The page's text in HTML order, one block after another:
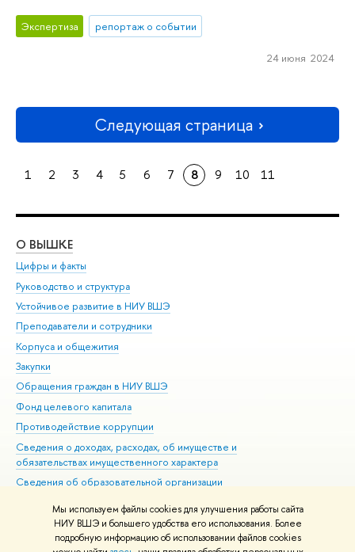
Мы используем файлы cookies для улучшения работы сайта
НИУ ВШЭ и большего удобства его использования. Более
подробную информацию об использовании файлов cookies
Экспертиза репортаж о событии
24 июня 2024
Следующая страница
1 2 3 4 5 6 7 8 9 10 11
О ВЫШКЕ
Цифры и факты
Руководство и структура
Устойчивое развитие в НИУ ВШЭ
Преподаватели и сотрудники
Корпуса и общежития
Закупки
Обращения граждан в НИУ ВШЭ
Фонд целевого капитала
Противодействие коррупции
Сведения о доходах, расходах, об имуществе и
обязательствах имущественного характера
Сведения об образовательной организации
Людям с ограниченными возможностями здоровья
Единая платежная страница
Работа в Вышке